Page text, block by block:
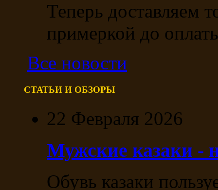
Теперь доставляем
примеркой до
Все новости
СТАТЬИ И ОБЗОРЫ
22 Февраля 2026
Мужские казаки -
Обувь казаки